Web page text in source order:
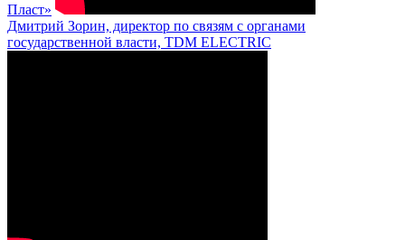
Пласт»
Дмитрий Зорин, директор по связям с органами
государственной власти, TDM ELECTRIC